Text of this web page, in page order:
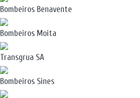
Bombeiros Benavente
Bombeiros Moita
Transgrua SA
Bombeiros Sines